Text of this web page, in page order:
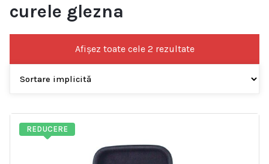
curele glezna
Afișez toate cele 2 rezultate
REDUCERE